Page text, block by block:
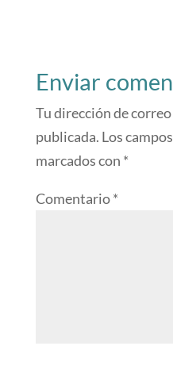
Enviar
Tu dirección de
publicada. Los
marcados con *
Comentario*